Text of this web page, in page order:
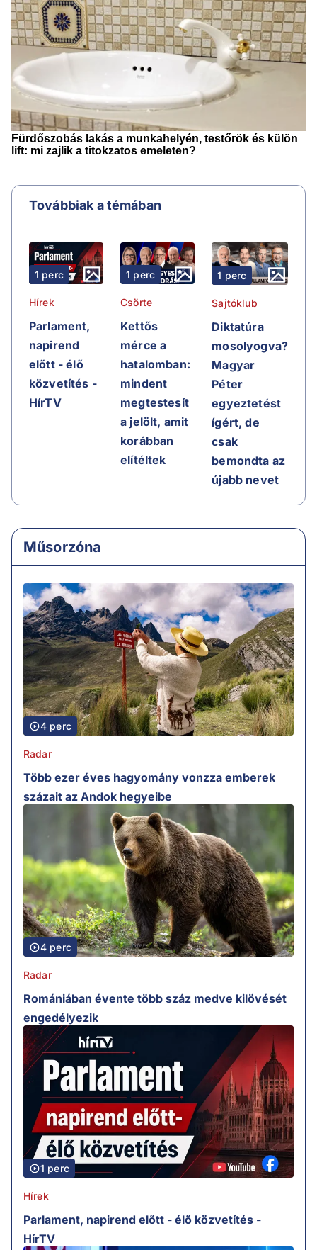
Továbbiak a témában
1 perc
Hírek
Parlament,
napirend
előtt - élő
közvetítés -
HírTV
1 perc
Csörte
Kettős
mérce a
hatalomban:
mindent
megtestesít
a jelölt, amit
korábban
elítéltek
1 perc
Sajtóklub
Diktatúra
mosolyogva?
Magyar
Péter
egyeztetést
ígért, de
csak
bemondta az
újabb nevet
Műsorzóna
4 perc
Radar
Több ezer éves hagyomány vonzza emberek
százait az Andok hegyeibe
4 perc
Radar
Romániában évente több száz medve kilövését
engedélyezik
1 perc
Hírek
Parlament, napirend előtt - élő közvetítés -
HírTV